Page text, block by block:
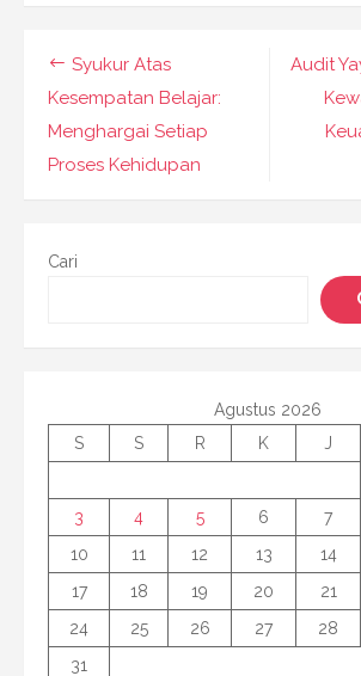
Navigasi
pos
Audit
Syukur Atas
Kesempatan Belajar:
Menghargai Setiap
Proses Kehidupan
Cari
Agustus 2026
S
S R K J
3
4 5 6 7
10
11 12 13 14
17
18 19 20 21
24
25 26 27 28
31